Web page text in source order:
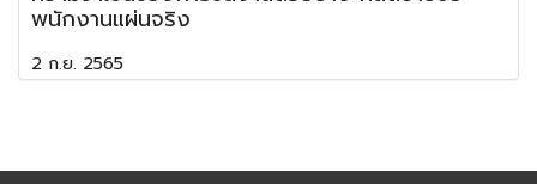
พนักงานแผ่นจริง
2 ก.ย. 2565